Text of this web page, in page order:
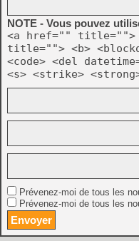
NOTE - Vous pouvez
<a href="" title="">
title=""> <b>
<code> <del
<s> <strike>
Prévenez-moi de tous les
Prévenez-moi de tous les